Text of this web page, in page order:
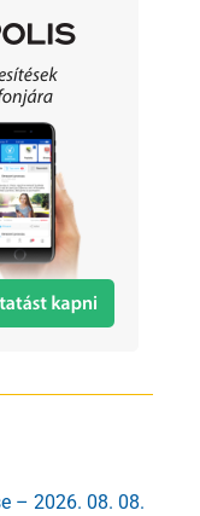
– 2026. 08. 08.